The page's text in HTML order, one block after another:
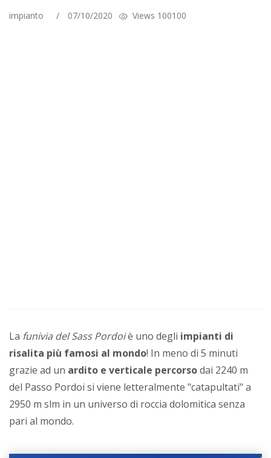
impianto / 07/10/2020 Views 100100
La funivia del Sass Pordoiè uno degli impianti di
risalita più famosi al mondo! In meno di 5 minuti
grazie ad un ardito e verticale percorsodai 2240 m
del Passo Pordoi si viene letteralmente "catapultati" a
2950 m slm in un universo di roccia dolomitica senza
pari al mondo.